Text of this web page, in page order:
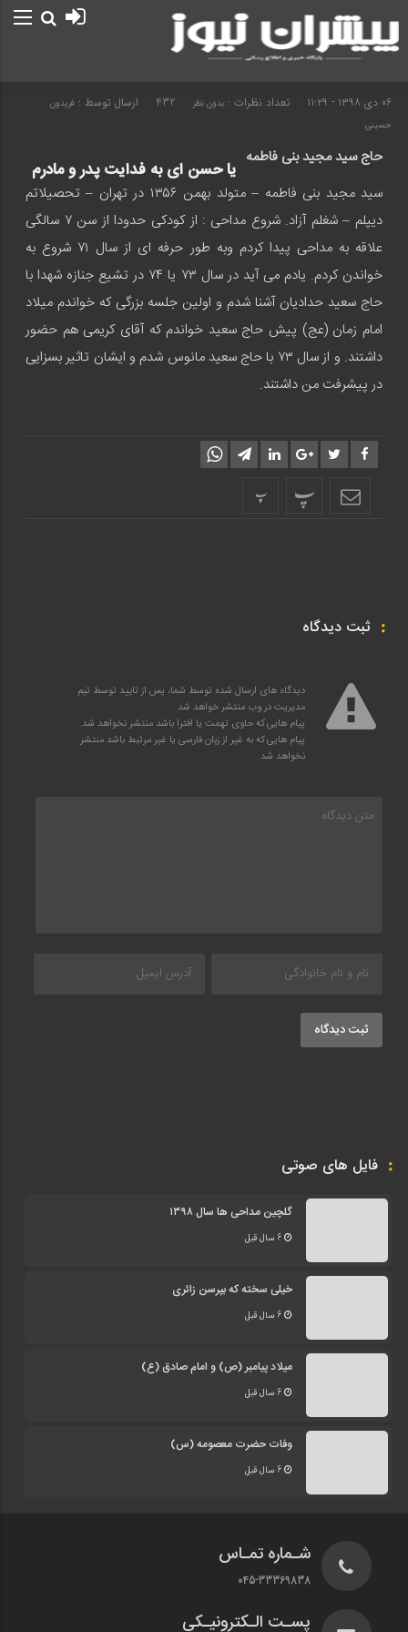
۰۶ دی ۱۳۹۸ - ۱۱:۲۹ تعداد نظرات : بدون نظر ارسال توسط : فریدون
حسینی
یا حسن ای به فدایت پدر و مادرم
حاج سید مجید بنی فاطمه
سید مجید بنی فاطمه – متولد بهمن ۱۳۵۶ در تهران – تحصیلاتم
دیپلم – شغلم آزاد. شروع مداحی : از کودکی حدودا از سن ۷ سالگی
علاقه به مداحی پیدا کردم وبه طور حرفه ای از سال ۷۱ شروع به
خواندن کردم. یادم می آید در سال ۷۳ یا ۷۴ در تشیع جنازه شهدا با
حاج سعید حدادیان آشنا شدم و اولین جلسه بزرگی که خواندم میلاد
امام زمان (عج) پیش حاج سعید خواندم که آقای کریمی هم حضور
داشتند. و از سال ۷۳ با حاج سعید مانوس شدم و ایشان تاثیر بسزایی
در پیشرفت من داشتند.
پ پ
ثبت دیدگاه
دیدگاه های ارسال شده توسط شما، پس از تایید توسط تیم
مدیریت در وب منتشر خواهد شد.
پیام هایی که حاوی تهمت یا افترا باشد منتشر نخواهد شد.
پیام هایی که به غیر از زبان فارسی یا غیر مرتبط باشد منتشر
نخواهد شد.
ثبت دیدگاه
فایل های صوتی
گلچین مداحی ها سال ۱۳۹۸
6 سال قبل
خیلی سخته که بپرسن زائری
6 سال قبل
میلاد پیامبر (ص) و امام صادق (ع)
6 سال قبل
وفات حضرت معصومه (س)
6 سال قبل
شـماره تمـاس
045-33369838
پسـت الـکترونیـکی